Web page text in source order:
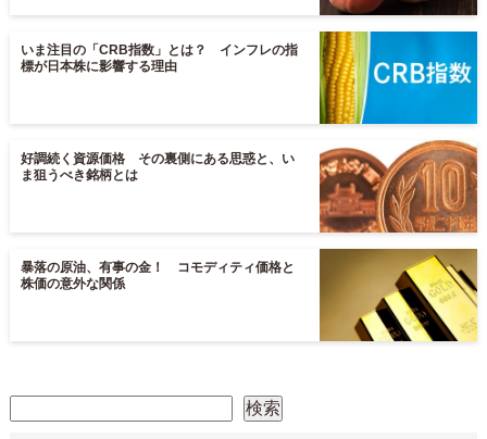
いま注目の「CRB指数」とは？ インフレの指
標が日本株に影響する理由
好調続く資源価格 その裏側にある思惑と、い
ま狙うべき銘柄とは
暴落の原油、有事の金！ コモディティ価格と
株価の意外な関係
検索